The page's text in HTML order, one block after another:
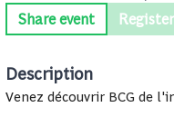
Share event Register
Description
Venez découvrir BCG de